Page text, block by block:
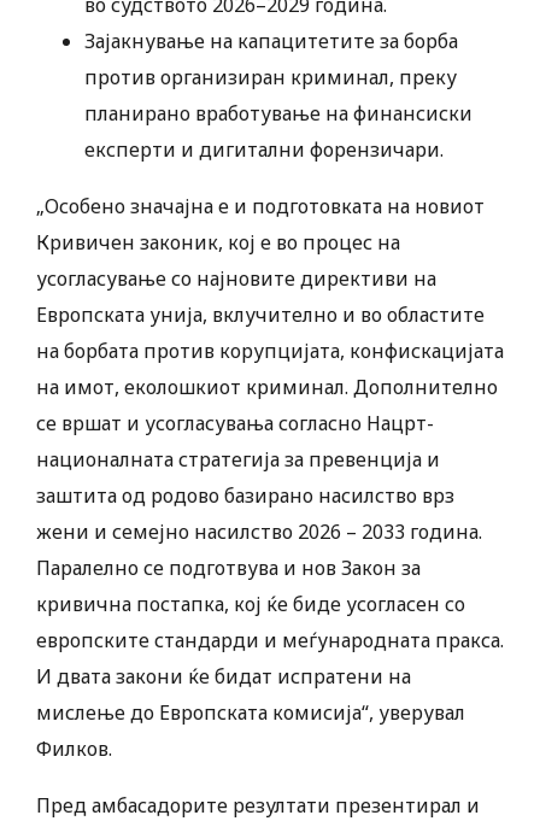
Зајакнување на капацитетите за борба
против организиран криминал, преку
планирано вработување на финансиски
експерти и дигитални форензичари.
„Особено значајна е и подготовката на новиот
Кривичен законик, кој е во процес на
усогласување со најновите директиви на
Европската унија, вклучително и во областите
на борбата против корупцијата, конфискацијата
на имот, еколошкиот криминал. Дополнително
се вршат и усогласувања согласно Нацрт-
националната стратегија за превенција и
заштита од родово базирано насилство врз
жени и семејно насилство 2026 – 2033 година.
Паралелно се подготвува и нов Закон за
кривична постапка, кој ќе биде усогласен со
европските стандарди и меѓународната пракса.
И двата закони ќе бидат испратени на
мислење до Европската комисија“, уверувал
Филков.
Пред амбасадорите резултати презентирал и